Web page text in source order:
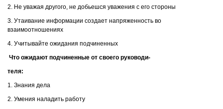
2. Не уважая другого, не добьешся уважения с его стороны
3. Утаивание информации создает напряженность во
взаимоотношениях
4. Учитывайте ожидания подчиненных
Что ожидают подчиненные от своего руководи-
теля:
1. Знания дела
2. Умения наладить работу